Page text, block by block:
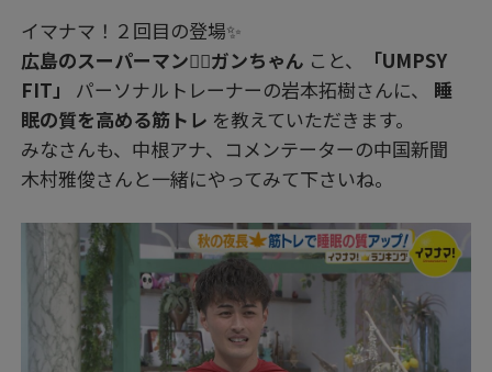
イマナマ！２回目の登場✨
広島のスーパーマン🦸‍♂️ガンちゃん こと、
「UMPSY
FIT」
パーソナルトレーナーの岩本拓樹さんに、 睡
眠の質を高める筋トレ を教えていただきます。
みなさんも、中根アナ、コメンテーターの中国新聞
木村雅俊さんと一緒にやってみて下さいね。